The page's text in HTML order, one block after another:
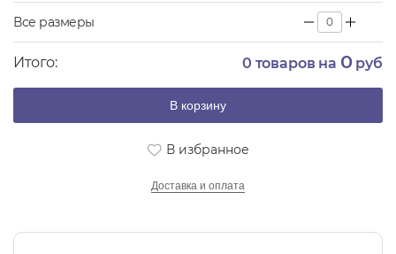
Все размеры
Итого: 0 товаров на 0руб
В корзину
В избранное
Доставка и оплата